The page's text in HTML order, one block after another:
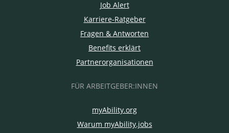
Job Alert
Karriere-Ratgeber
Fragen & Antworten
Benefits erklärt
Partnerorganisationen
FÜR ARBEITGEBER:INNEN
myAbility.org
Warum myAbility.jobs